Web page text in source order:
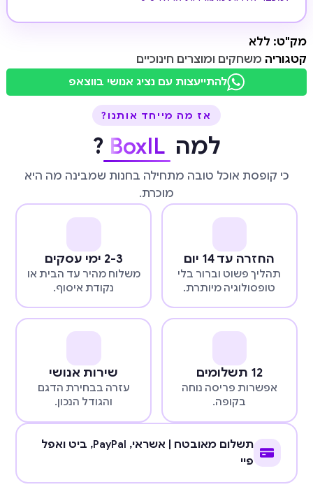
מק"ט: ללא
קטגוריה משחקים ומוצרים חינוכיים
להתייעצות עם נציג אנושי בווצאפ
אז מה מייחד אותנו?
למה BoxIL
?
כי קופסת אוכל טובה מתחילה בחנות שמבינה מה היא
מוכרת.
החזרה עד 14 יום
תהליך פשוט וברור בלי
טופסולוגיה מיותרת.
2-3 ימי עסקים
משלוח מהיר עד הבית או
נקודת איסוף.
12 תשלומים
אפשרות פריסה נוחה
בקופה.
שירות אנושי
עזרה בבחירת הדגם
והגודל הנכון.
תשלום מאובטח | אשראי, PayPal, ביט ואפל
פיי